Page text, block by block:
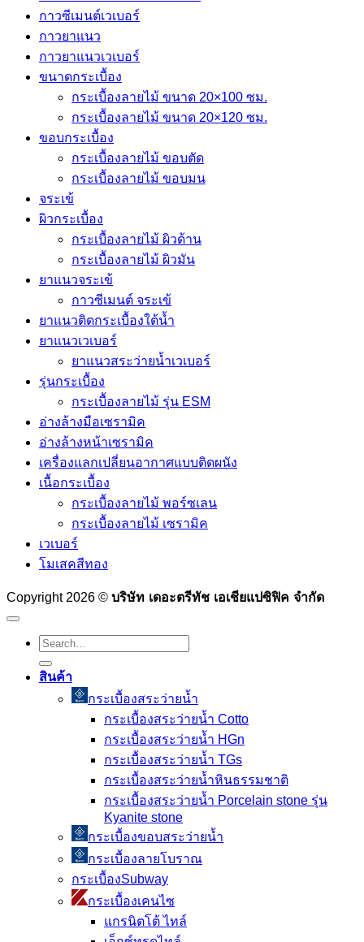
กาวซีเมนต์เวเบอร์
กาวยาแนว
กาวยาแนวเวเบอร์
ขนาดกระเบื้อง
กระเบื้องลายไม้ ขนาด 20×100 ซม.
กระเบื้องลายไม้ ขนาด 20×120 ซม.
ขอบกระเบื้อง
กระเบื้องลายไม้ ขอบตัด
กระเบื้องลายไม้ ขอบมน
จระเข้
ผิวกระเบื้อง
กระเบื้องลายไม้ ผิวด้าน
กระเบื้องลายไม้ ผิวมัน
ยาแนวจระเข้
กาวซีเมนต์ จระเข้
ยาแนวติดกระเบื้องใต้น้ำ
ยาแนวเวเบอร์
ยาแนวสระว่ายน้ำเวเบอร์
รุ่นกระเบื้อง
กระเบื้องลายไม้ รุ่น ESM
อ่างล้างมือเซรามิค
อ่างล้างหน้าเซรามิค
เครื่องแลกเปลี่ยนอากาศแบบติดผนัง
เนื้อกระเบื้อง
กระเบื้องลายไม้ พอร์ซเลน
กระเบื้องลายไม้ เซรามิค
เวเบอร์
โมเสคสีทอง
Copyright 2026 © บริษัท เดอะตรีทัช เอเชียแปซิฟิค จำกัด
Search
for:
สินค้า
กระเบื้องสระว่ายนํ้า
กระเบื้องสระว่ายน้ำ Cotto
กระเบื้องสระว่ายน้ำ HGn
กระเบื้องสระว่ายน้ำ TGs
กระเบื้องสระว่ายน้ำหินธรรมชาติ
กระเบื้องสระว่ายนํ้า Porcelain stone รุ่น
Kyanite stone
กระเบื้องขอบสระว่ายน้ำ
กระเบื้องลายโบราณ
กระเบื้องSubway
กระเบื้องเคนไซ
แกรนิตโต้ ไทล์